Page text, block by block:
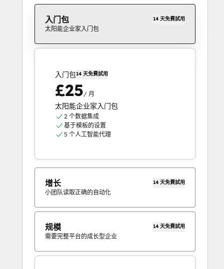
入门包 14 天免費試用
太阳能企业家入门包
入门包14 天免費試用
£25/ 月
太阳能企业家入门包
2 个数据集成
基于模板的设置
5 个人工智能代理
增长 14 天免費試用
小团队读取正确的自动化
规模 14 天免費試用
需要完整平台的成长型企业